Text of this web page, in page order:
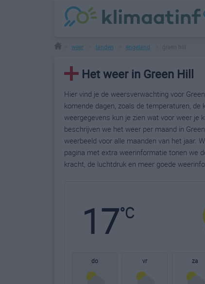
weer landen engeland
Het weer in Green Hill
Hier vind je de weersverwachting voor
komende dagen, zoals de temperaturen,
weergegevens kun je zien wat voor weer je
beschrijven we het weer per maand in
weerbeeld voor alle maanden van het jaar.
pagina met extra weerinformatie tonen we
kracht, de luchtdruk en meer goede
17°C
do vr za